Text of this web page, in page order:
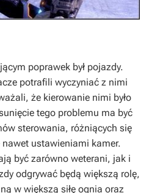
poprawek był pojazdy.
potrafili wyczyniać z nimi
że kierowanie nimi było
tego problemu ma być
sterowania, różniących się
ustawieniami kamer.
być zarówno weterani, jak i
odgrywać będą większą rolę,
w większą siłę ognia oraz